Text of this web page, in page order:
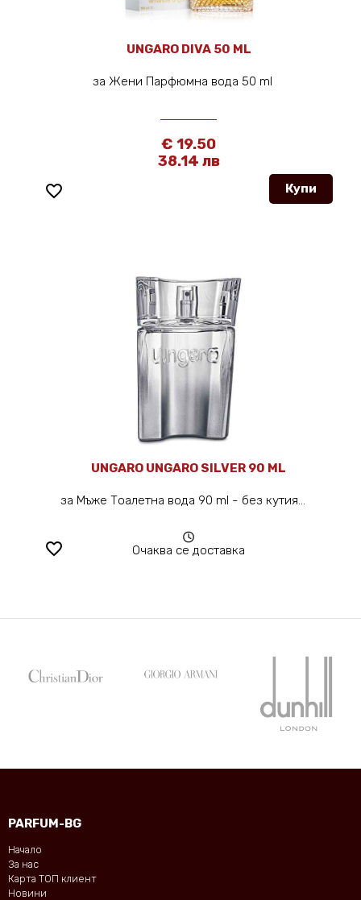
favorite_border
UNGARO DIVA 50 ML
за Жени Парфюмна вода 50 ml
€ 19.50
38.14 лв
Купи
favorite_border
UNGARO UNGARO SILVER 90 ML
за Мъже Тоалетна вода 90 ml - без кутия...
Очаква се доставка
PARFUM-BG
Начало
За нас
Карта ТОП клиент
Новини